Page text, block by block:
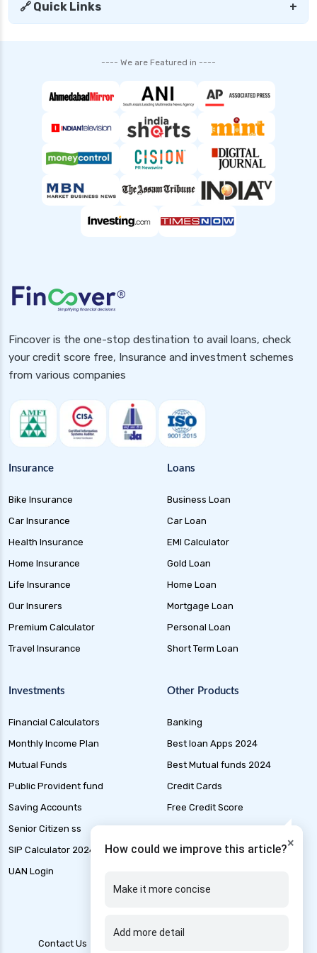
senior citizen health insurance
tax benefit of health insurance
types of health insurance in india
waiting period in health insurance
health insurance
Popular Searches
Health Insurance for Diabetic Patients in India
Health Insurance for Paralysis Patients in
India
Health Insurance for Asthma Patients in India
Health Insurance for High Cholesterol in India
Health Insurance for Tb Patients in India
Health Insurance for Dengue in India
Health Insurance for Cataract Surgery in India
India
Health Insurance for Liver Cirrhosis in India
Health Insurance for Alzheimer Disease in India
Health Insurance for Thyroid Patients
Health Insurance for Paralysis
Health Insurance for Genetic Disorders in India
Health Insurance for Stroke Patients in India
×
How could we improve this article?
Make it more concise
Add more detail
🔗 Quick Links +
---- We are Featured in ----
Fincover is the one-stop destination to avail loans, check
your credit score free, Insurance and investment schemes
from various companies
Insurance
Bike Insurance
Car Insurance
Health Insurance
Home Insurance
Life Insurance
Our Insurers
Premium Calculator
Travel Insurance
Loans
Business Loan
Car Loan
EMI Calculator
Gold Loan
Home Loan
Mortgage Loan
Personal Loan
Short Term Loan
Investments
Financial Calculators
Monthly Income Plan
Mutual Funds
Public Provident fund
Saving Accounts
Senior Citizen ss
SIP Calculator 2024
UAN Login
Other Products
Banking
Best loan Apps 2024
Best Mutual funds 2024
Credit Cards
Free Credit Score
Liability Insurance
Loan Application Status
Contact Us